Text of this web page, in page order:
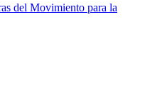
del Movimiento para la